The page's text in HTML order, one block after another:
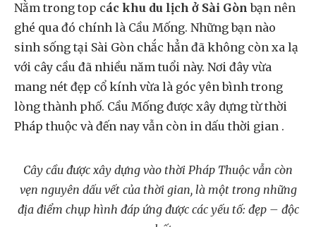
Nằm trong top các khu du lịch ở Sài Gòn bạn nên
ghé qua đó chính là Cầu Mống. Những bạn nào
sinh sống tại Sài Gòn chắc hẳn đã không còn xa lạ
với cây cầu đã nhiều năm tuổi này. Nơi đây vừa
mang nét đẹp cổ kính vừa là góc yên bình trong
lòng thành phố. Cầu Mống được xây dựng từ thời
Pháp thuộc và đến nay vẫn còn in dấu thời gian .
Cây cầu được xây dựng vào thời Pháp Thuộc vẫn còn
vẹn nguyên dấu vết của thời gian, là một trong những
địa điểm chụp hình đáp ứng được các yếu tố: đẹp – độc